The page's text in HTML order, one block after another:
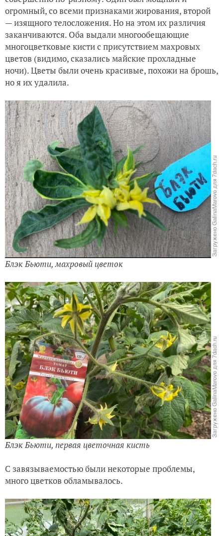
огромный, со всеми признаками жирования, второй
— изящного телосложения. Но на этом их различия
заканчиваются. Оба выдали многообещающие
многоцветковые кисти с присутствием махровых
цветов (видимо, сказались майские прохладные
ночи). Цветы были очень красивые, похожи на брошь,
но я их удалила.
Блэк Бьюти, махровый цветок
Блэк Бьюти, первая цветочная кисть
С завязываемостью были некоторые проблемы,
много цветков обламывалось.